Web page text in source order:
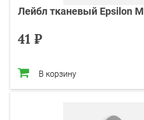
Лейбл тканевый Epsilon M
41 ₽
В корзину